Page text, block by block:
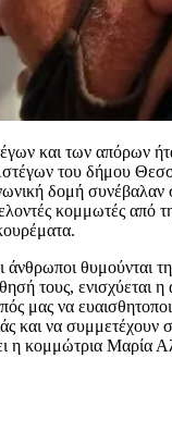
και των απόρων
του δήμου
δομή συνέβαλαν
κομμωτές από
θυμούνται
τους, ενισχύεται
μας να
και να συμμετέχουν
η κομμώτρια Μαρία